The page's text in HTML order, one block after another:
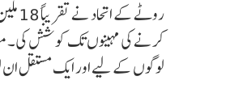
کرنے کی مہینوں تک کوشش کی۔
لوگوں کے لیے اور ایک مستقل